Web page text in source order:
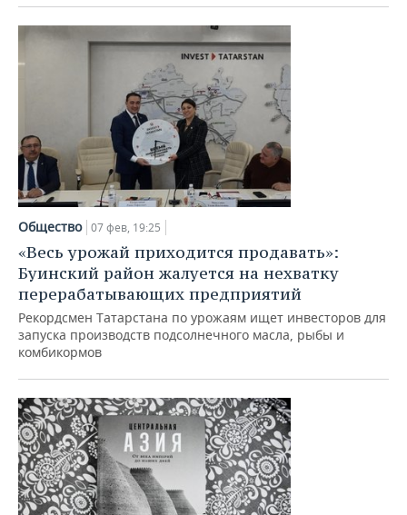
Общество 07 фев, 19:25
«Весь урожай приходится продавать»:
Буинский район жалуется на нехватку
перерабатывающих предприятий
Рекордсмен Татарстана по урожаям ищет инвесторов для
запуска производств подсолнечного масла, рыбы и
комбикормов